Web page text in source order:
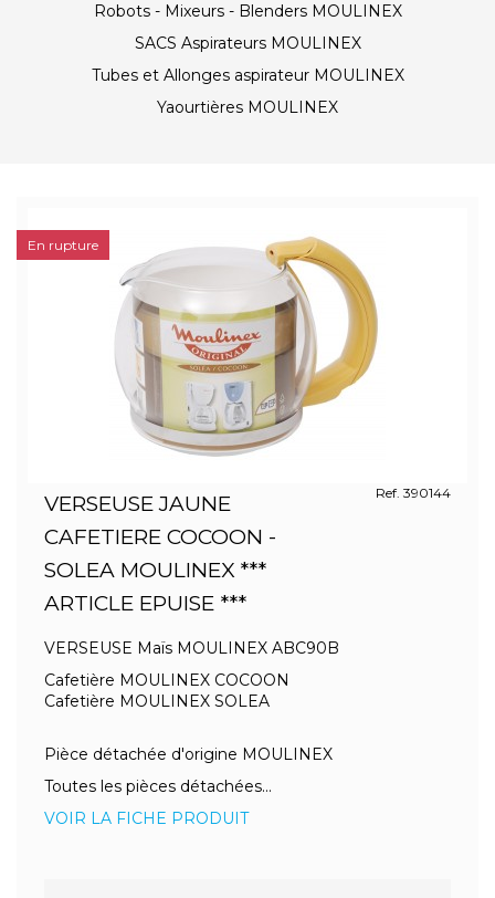
Robots - Mixeurs - Blenders MOULINEX
SACS Aspirateurs MOULINEX
Tubes et Allonges aspirateur MOULINEX
Yaourtières MOULINEX
VERSEUSE JAUNE
CAFETIERE COCOON -
SOLEA MOULINEX ***
ARTICLE EPUISE ***
Ref. 390144
VERSEUSE Maïs MOULINEX ABC90B
Cafetière MOULINEX COCOON
Cafetière MOULINEX SOLEA
Pièce détachée d'origine MOULINEX
Toutes les pièces détachées...
VOIR LA FICHE PRODUIT
En rupture